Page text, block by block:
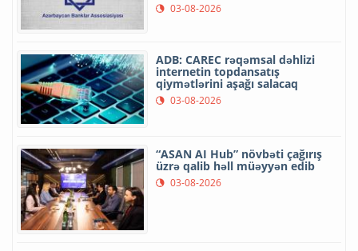
03-08-2026
ADB: CAREC rəqəmsal dəhlizi
internetin topdansatış
qiymətlərini aşağı salacaq
03-08-2026
“ASAN AI Hub” növbəti çağırış
üzrə qalib həll müəyyən edib
03-08-2026